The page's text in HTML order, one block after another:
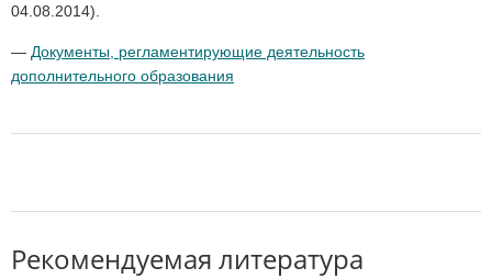
04.08.2014).
— Документы, регламентирующие деятельность
дополнительного образования
Рекомендуемая литература